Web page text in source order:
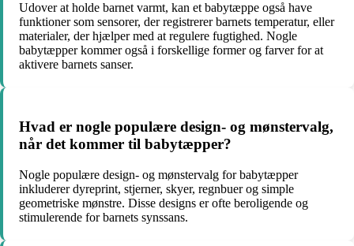
Udover at holde barnet varmt, kan et babytæppe også have
funktioner som sensorer, der registrerer barnets temperatur, eller
materialer, der hjælper med at regulere fugtighed. Nogle
babytæpper kommer også i forskellige former og farver for at
aktivere barnets sanser.
Hvad er nogle populære design- og mønstervalg,
når det kommer til babytæpper?
Nogle populære design- og mønstervalg for babytæpper
inkluderer dyreprint, stjerner, skyer, regnbuer og simple
geometriske mønstre. Disse designs er ofte beroligende og
stimulerende for barnets synssans.